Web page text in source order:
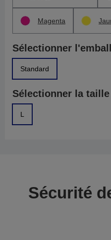
Magenta
Sélectionner
Standard
Sélectionner la taille
L
Sécurité